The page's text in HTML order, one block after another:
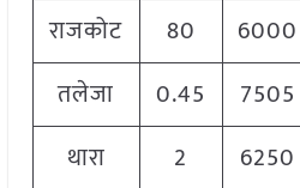
राजकोट
80 6000
तलेजा
0.45 7505
थारा
2 6250